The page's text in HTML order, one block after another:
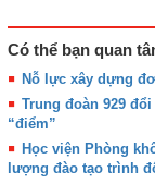
Có thể bạn quan
Nỗ lực xây dựng
Trung đoàn 929
“điểm”
Học viện Phòng
lượng đào tạo trình